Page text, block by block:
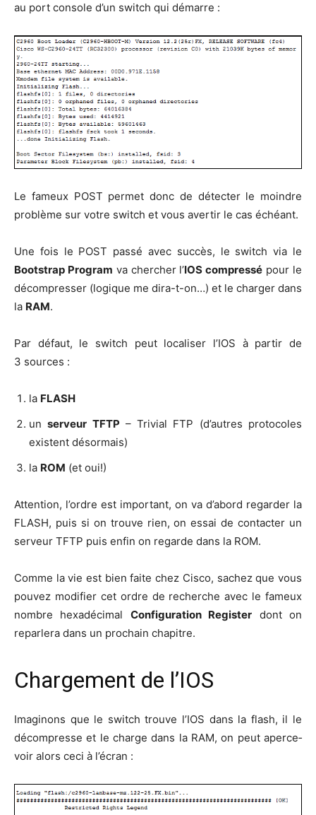
au port console d’un switch qui démarre :
Le fameux POST per­met donc de détec­ter le moindre
pro­blème sur votre switch et vous aver­tir le cas échéant.
Une fois le POST pas­sé avec suc­cès, le switch via le
Boots­trap Pro­gram va cher­cher l’IOS com­pres­sé pour le
décom­pres­ser (logique me dira-t-on…) et le char­ger dans
la RAM.
Par défaut, le switch peut loca­li­ser l’IOS à par­tir de
3 sources :
la FLASH
unser­veur TFTP – Tri­vial FTP (d’autres pro­to­coles
existent désormais)
la ROM (et oui!)
Atten­tion, l’ordre est impor­tant, on va d’a­bord regar­der la
FLASH, puis si on trouve rien, on essai de contac­ter un
ser­veur TFTP puis enfin on regarde dans la ROM.
Comme la vie est bien faite chez Cis­co, sachez que vous
pou­vez modi­fier cet ordre de recherche avec le fameux
nombre hexa­dé­ci­mal Confi­gu­ra­tion Regis­ter dont on
repar­le­ra dans un pro­chain chapitre.
Chargement de l’IOS
Ima­gi­nons que le switch trouve l’IOS dans la flash, il le
décom­presse et le charge dans la RAM, on peut aper­ce­
voir alors ceci à l’écran :